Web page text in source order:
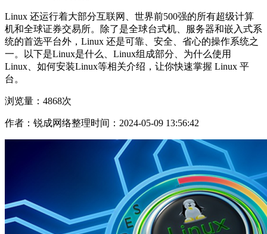
Linux 还运行着大部分互联网、世界前500强的所有超级计算
机和全球证券交易所。除了是全球台式机、服务器和嵌入式系
统的首选平台外，Linux 还是可靠、安全、省心的操作系统之
一。以下是Linux是什么、Linux组成部分、为什么使用
Linux、如何安装Linux等相关介绍，让你快速掌握 Linux 平
台。
浏览量：4868次
作者：锐成网络整理时间：2024-05-09 13:56:42